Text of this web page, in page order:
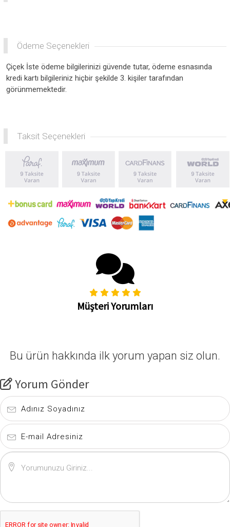
Ödeme Seçenekleri
Çiçek İste ödeme bilgilerinizi güvende tutar, ödeme esnasında
kredi kartı bilgileriniz hiçbir şekilde 3. kişiler tarafından
görünmemektedir.
Taksit Seçenekleri
Müşteri Yorumları
Bu ürün hakkında ilk yorum yapan siz olun.
Yorum Gönder